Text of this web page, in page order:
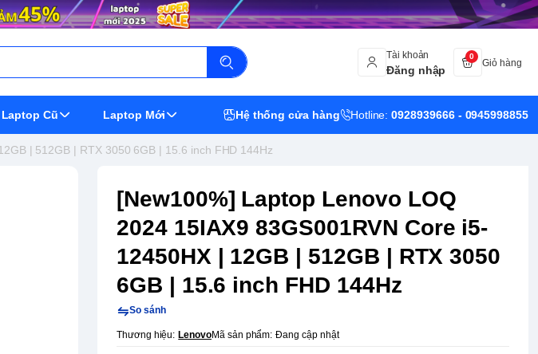
Tài khoản
Đăng nhập
0
Giỏ hàng
Laptop Cũ Laptop Mới Hệ thống cửa hàng Hotline:0928939666 - 0945998855
| 512GB | RTX 3050 6GB | 15.6 inch FHD 144Hz
[New100%] Laptop Lenovo LOQ
2024 15IAX9 83GS001RVN Core i5-
12450HX | 12GB | 512GB | RTX 3050
6GB | 15.6 inch FHD 144Hz
So sánh
Thương hiệu: LenovoMã sản phẩm: Đang cập nhật